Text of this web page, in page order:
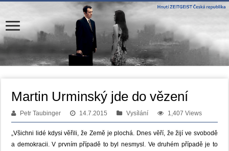
Martin Urminský jde do vězení
Petr Taubinger 14.7.2015 Vysílání 1,407 Views
„Všichni lidé kdysi věřili, že Země je plochá. Dnes věří, že žijí ve svobodě
a demokracii. V prvním případě to byl nesmysl. Ve druhém případě je to